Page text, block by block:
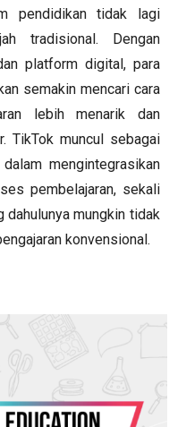
pendidikan tidak lagi
tradisional. Dengan
platform digital, para
semakin mencari cara
lebih menarik dan
TikTok muncul sebagai
mengintegrasikan
pembelajaran, sekali
dahulunya mungkin tidak
konvensional.